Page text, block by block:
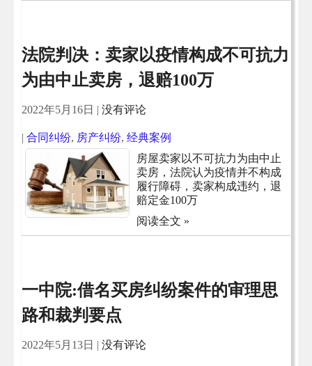
法院判决：卖家以疫情构成不可抗力
为由中止卖房，退赔100万
2022年5月16日 | 没有评论
| 合同纠纷, 房产纠纷, 经典案例
房屋卖家以不可抗力为由中止
卖房，法院认为疫情并不构成
履行障碍，卖家构成违约，退
赔定金100万
阅读全文 »
一中院:借名买房纠纷案件的审理思
路和裁判要点
2022年5月13日 | 没有评论